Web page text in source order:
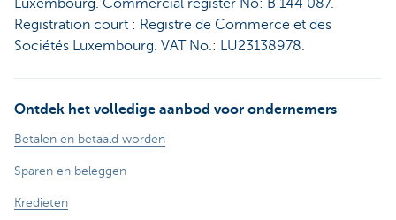
Luxembourg. Commercial register No: B 144 087.
Registration court : Registre de Commerce et des
Sociétés Luxembourg. VAT No.: LU23138978.
Ontdek het volledige aanbod voor ondernemers
Betalen en betaald worden
Sparen en beleggen
Kredieten